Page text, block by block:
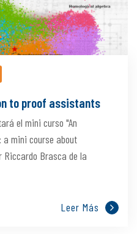
to proof assistants
el mini curso "An
mini course about
Brasca de la
Leer Más